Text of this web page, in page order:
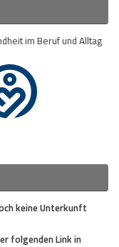
im Beruf und Alltag
keine Unterkunft
folgenden Link in